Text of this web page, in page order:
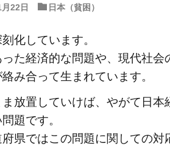
22日 日本（貧困）
化しています。
た経済的な問題や、現代社会
み合って生まれています。
放置していけば、やがて日本
題です。
県ではこの問題に関しての対